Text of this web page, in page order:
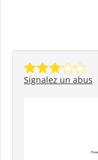
Signalez un abus